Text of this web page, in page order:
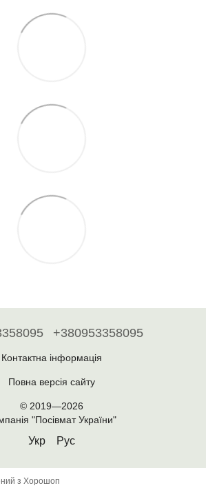
+380953358095
Контактна інформація
Повна версія сайту
© 2019—2026
"Посівмат України"
Укр Рус
з Хорошоп